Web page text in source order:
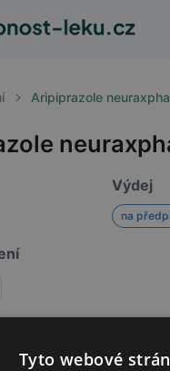
Aripiprazole
Výdej
na
Tyto webové